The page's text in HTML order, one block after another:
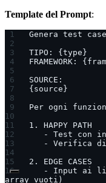
Template del Prompt:
Genera test
TIPO: {type}
FRAMEWORK:
SOURCE:
{source}
Per ogni
1. HAPPY PATH
- Test con
- Verifica
2. EDGE CASES
- Input ai
array vuoti)